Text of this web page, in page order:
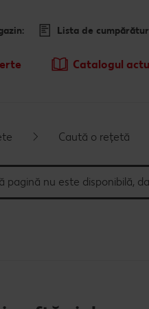
Catalogul
Lista de
Caută o rețetă
pagină nu este disponibilă,